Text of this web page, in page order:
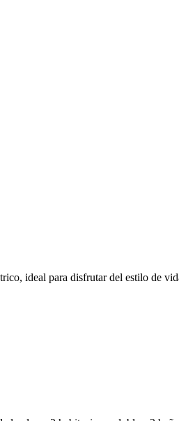
ideal para disfrutar del estilo de